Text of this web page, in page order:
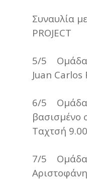
Συναυλία
PROJECT
5/5 Ομάδα
Juan Carlos
6/5 Ομάδα
βασισμένο
Ταχτσή
7/5 Ομάδα